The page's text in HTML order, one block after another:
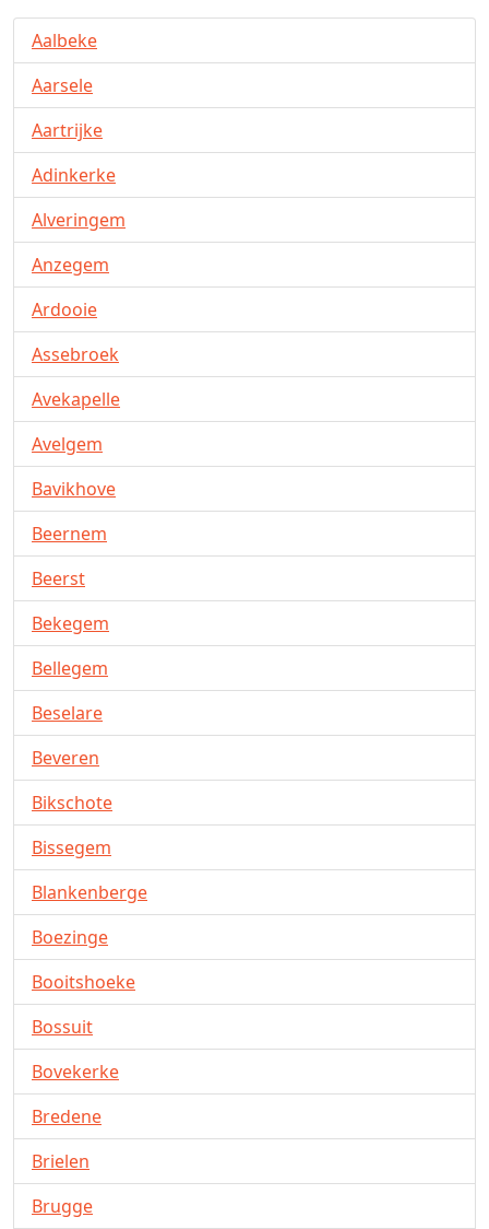
Aalbeke
Aarsele
Aartrijke
Adinkerke
Alveringem
Anzegem
Ardooie
Assebroek
Avekapelle
Avelgem
Bavikhove
Beernem
Beerst
Bekegem
Bellegem
Beselare
Beveren
Bikschote
Bissegem
Blankenberge
Boezinge
Booitshoeke
Bossuit
Bovekerke
Bredene
Brielen
Brugge